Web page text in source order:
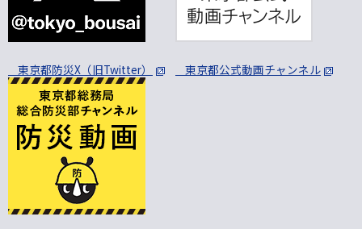
東京都防災X（旧Twitter） 東京都公式動画チャンネル